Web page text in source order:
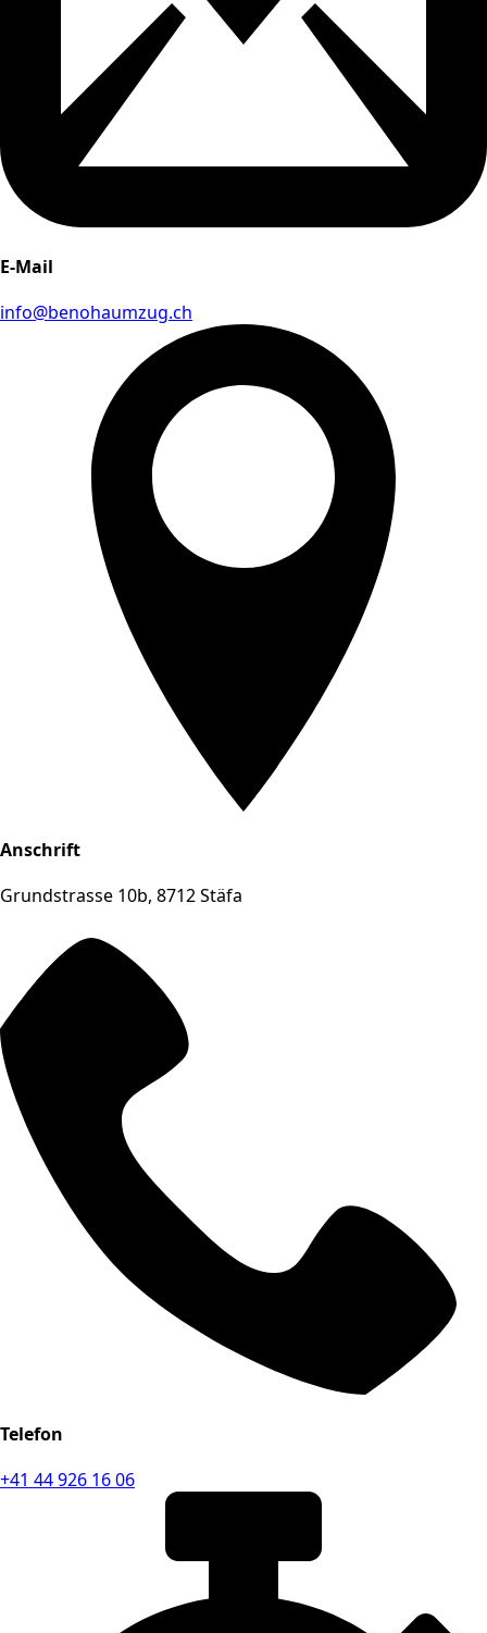
E-Mail
info@benohaumzug.ch
Anschrift
Grundstrasse 10b, 8712 Stäfa
Telefon
+41 44 926 16 06